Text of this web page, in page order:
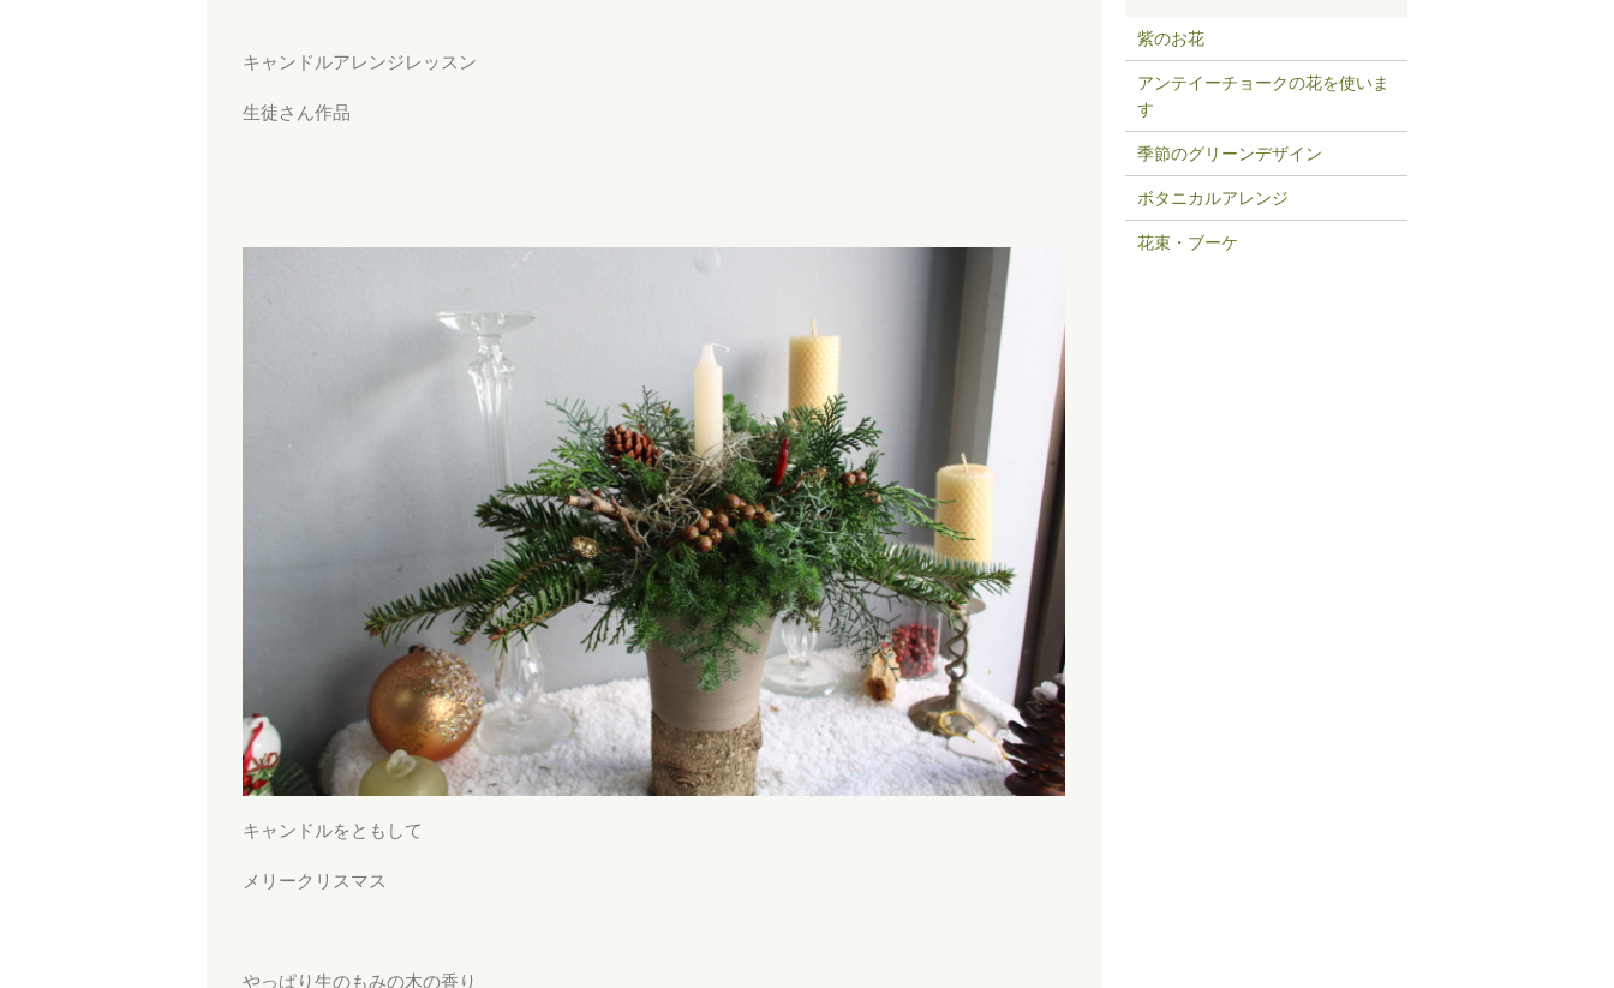
キャンドルアレンジレッスン
生徒さん作品
キャンドルをともして
メリークリスマス
やっぱり生のもみの木の香り
紫のお花
アンテイーチョークの花を使いま
す
季節のグリーンデザイン
ボタニカルアレンジ
花束・ブーケ